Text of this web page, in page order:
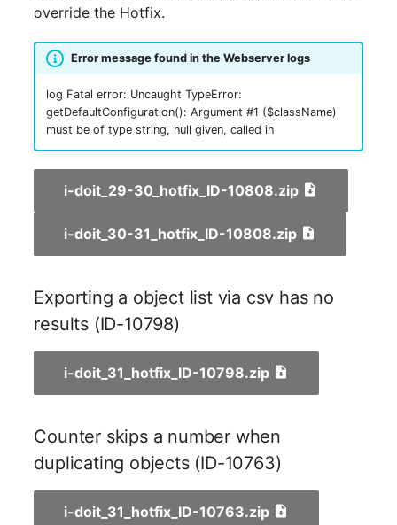
Personengruppen
RAID-Verbund
Rechenressourcen
Rechnung
Controller
Räumlich zugeordnete
Objekte
Schnittstelle
Wireless Access Point
override the Hotfix.
Error message found in the Webserver logs
log Fatal error: Uncaught TypeError:
getDefaultConfiguration(): Argument #1 ($className)
must be of type string, null given, called in
i-doit_29-30_hotfix_ID-10808.zip
i-doit_30-31_hotfix_ID-10808.zip
Exporting a object list via csv has no
results (ID-10798)
i-doit_31_hotfix_ID-10798.zip
Counter skips a number when
duplicating objects (ID-10763)
i-doit_31_hotfix_ID-10763.zip